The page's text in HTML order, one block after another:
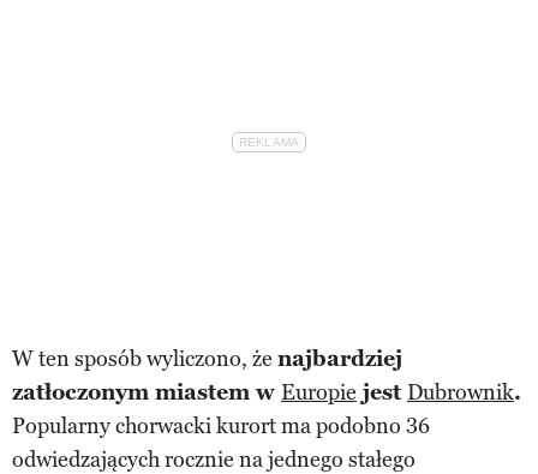
W ten sposób wyliczono, że najbardziej
zatłoczonym miastem w Europie jest Dubrownik.
Popularny chorwacki kurort ma podobno 36
odwiedzających rocznie na jednego stałego